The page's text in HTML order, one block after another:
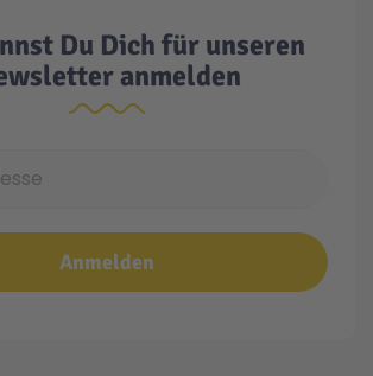
Du Dich für unseren
anmelden
Anmelden